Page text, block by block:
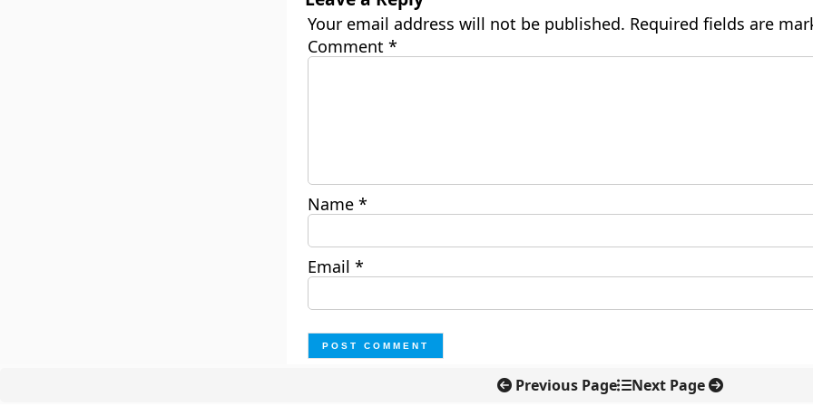
Your email address will not be published. Required fields are
Comment *
Name *
Email *
Previous Page Next Page